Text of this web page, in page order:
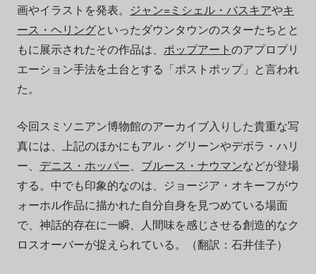
画やイラストを発表。 ジャン=ミシェル・バスキアやキ
ース・ヘリングといったダウンタウンのスターたちとと
もに展示されたその作品は、 ポップアートのアプロプリ
エーション手法を土台とする「ポストポップ」と言われ
た。
今回スミソニアン博物館のアーカイブ入りした貴重な写
真には、上記のほかにもアル・グリーンやデボラ・ハリ
ー、 デニス・ホッパー、 ブルース・ナウマンなどが登場
する。中でも印象的なのは、ジョージア・オキーフがウ
ォーホル作品に描かれた自分自身を見つめている場面
で、神話的存在に一瞬、人間味を感じさせる創造的なク
ロスオーバーが捉えられている。（翻訳：石井佳子）